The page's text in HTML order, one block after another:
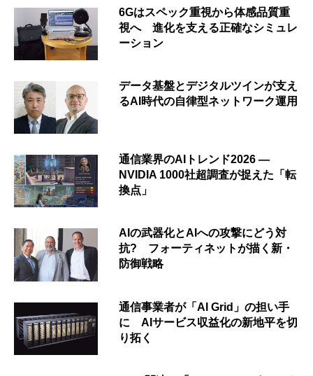
6Gはスペック重視から体感品質重
視へ 進化を支える正確なシミュレ
ーション
データ基盤とデジタルツインが支え
るAI時代の自律型ネットワーク運用
通信業界のAIトレンド2026 ―
NVIDIA 1000社超調査が捉えた「転
換点」
AIの武器化とAIへの攻撃にどう対
抗? フォーティネットが描く新・
防御戦略
通信事業者が「AI Grid」の担い手
に AIサービス収益化の新地平を切
り拓く